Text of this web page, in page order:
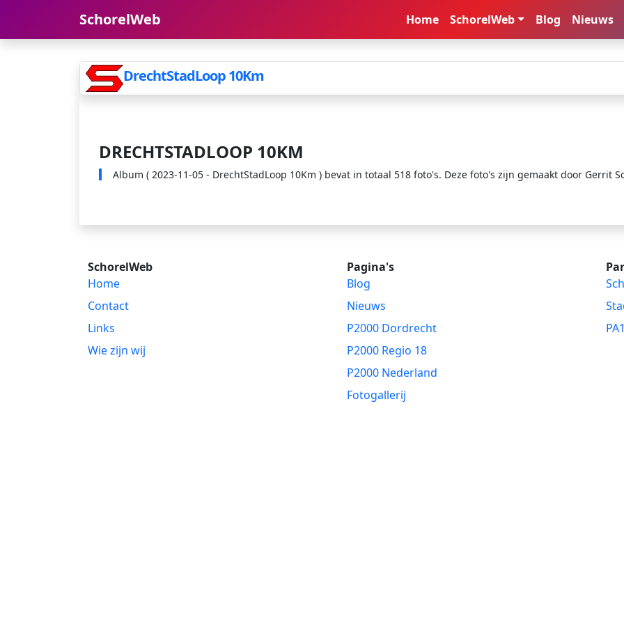
SchorelWeb Home SchorelWeb Blog Nieuws
DrechtStadLoop 10Km
DRECHTSTADLOOP 10KM
Album ( 2023-11-05 - DrechtStadLoop 10Km ) bevat in totaal 518 foto's. Deze foto's zijn gemaakt door Gerrit
SchorelWeb
Home
Contact
Links
Wie zijn wij
Pagina's
Blog
Nieuws
P2000 Dordrecht
P2000 Regio 18
P2000 Nederland
Fotogallerij